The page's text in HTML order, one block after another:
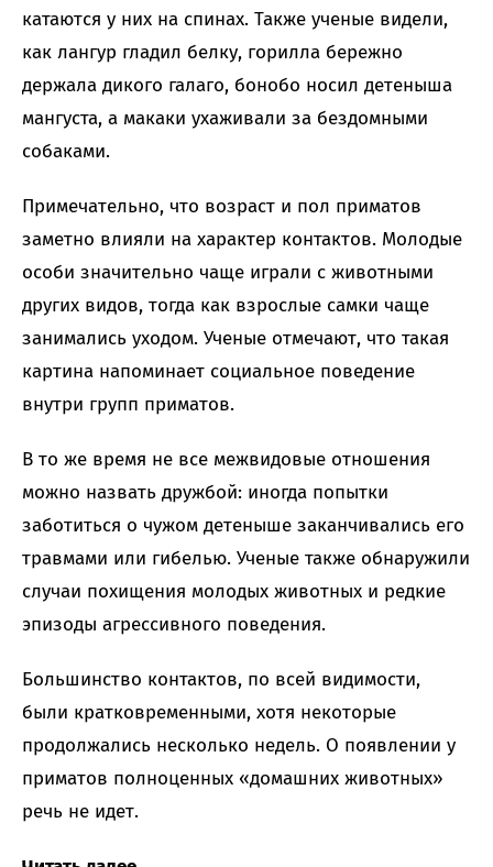
катаются у них на спинах. Также ученые видели,
как лангур гладил белку, горилла бережно
держала дикого галаго, бонобо носил детеныша
мангуста, а макаки ухаживали за бездомными
собаками.
Примечательно, что возраст и пол приматов
заметно влияли на характер контактов. Молодые
особи значительно чаще играли с животными
других видов, тогда как взрослые самки чаще
занимались уходом. Ученые отмечают, что такая
картина напоминает социальное поведение
внутри групп приматов.
В то же время не все межвидовые отношения
можно назвать дружбой: иногда попытки
заботиться о чужом детеныше заканчивались его
травмами или гибелью. Ученые также обнаружили
случаи похищения молодых животных и редкие
эпизоды агрессивного поведения.
Большинство контактов, по всей видимости,
были кратковременными, хотя некоторые
продолжались несколько недель. О появлении у
приматов полноценных «домашних животных»
речь не идет.